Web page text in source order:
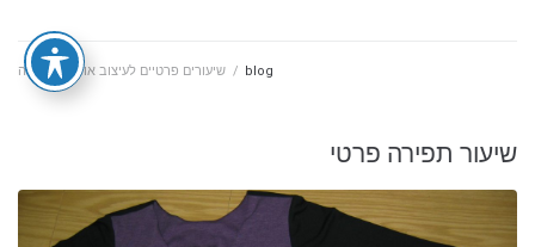
שיעורים פרטיים לעיצוב אופנה ותפירה / blog
שיעור תפירה פרטי